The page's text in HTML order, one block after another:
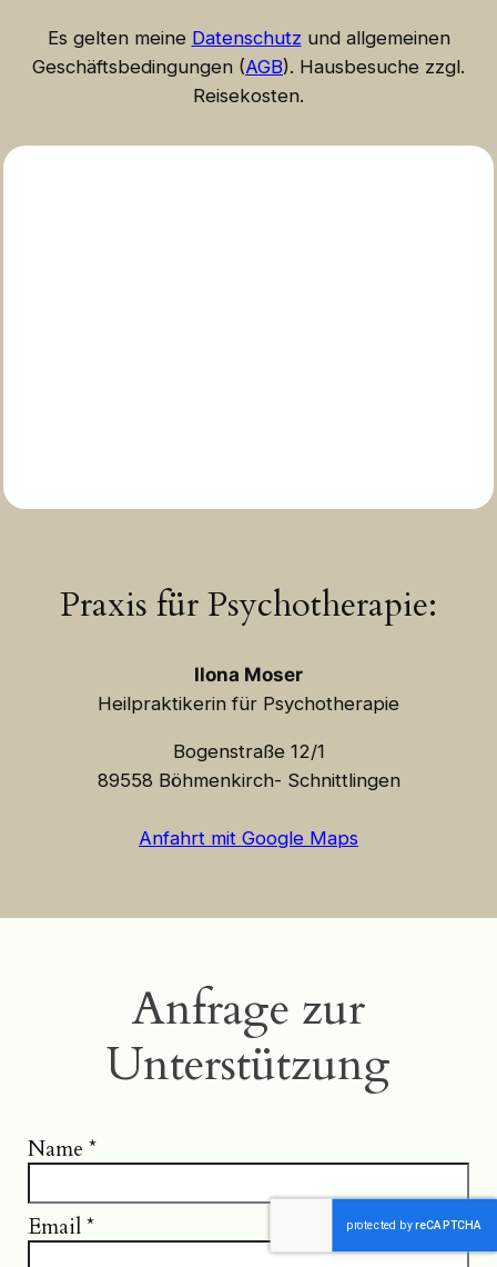
Es gelten meine Datenschutz und allgemeinen
Geschäftsbedingungen (AGB). Hausbesuche zzgl.
Reisekosten.
Praxis für Psychotherapie:
Ilona Moser
Heilpraktikerin für Psychotherapie
Bogenstraße 12/1
89558 Böhmenkirch- Schnittlingen
Anfahrt mit Google Maps
Anfrage zur
Unterstützung
Name *
Email*